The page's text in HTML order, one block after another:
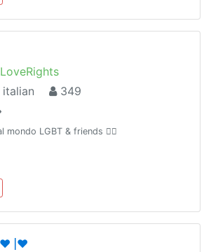
italian
349
mondo LGBT & friends 🏳️‍🌈
❤️ |❤️